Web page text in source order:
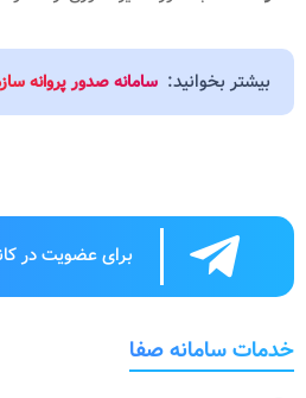
بیشتر بخوانید: سامانه صدور پروانه
برای عضویت در
خدمات سامانه صفا